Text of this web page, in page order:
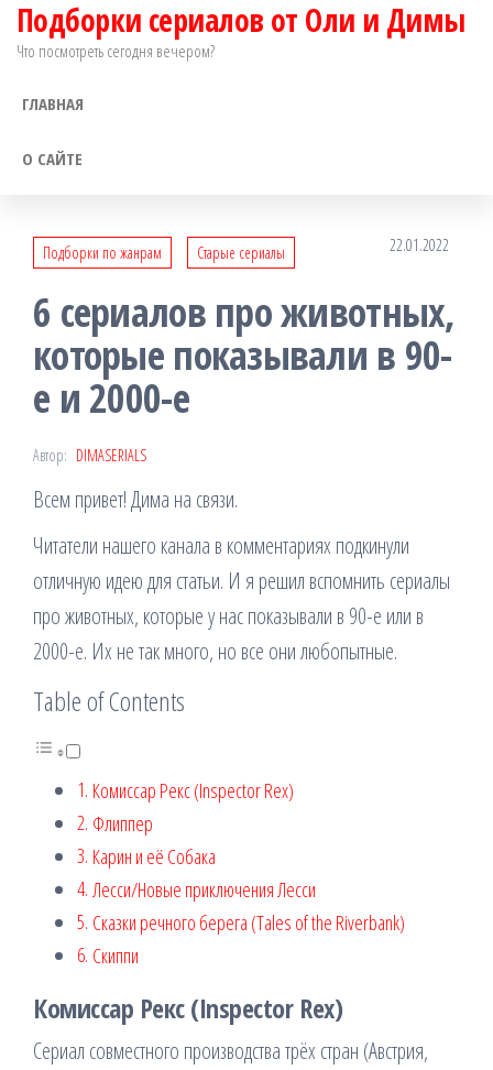
Перейти
Подборки сериалов от Оли и Димы
Что посмотреть сегодня вечером?
ГЛАВНАЯ
О САЙТЕ
Подборки по жанрам Старые сериалы 22.01.2022
6 сериалов про животных,
которые показывали в 90-
е и 2000-е
Автор: DIMASERIALS
Всем привет! Дима на связи.
Читатели нашего канала в комментариях подкинули
отличную идею для статьи. И я решил вспомнить сериалы
про животных, которые у нас показывали в 90-е или в
2000-е. Их не так много, но все они любопытные.
Table of Contents
Комиссар Рекс (Inspector Rex)
Флиппер
Карин и её Собака
Лесси/Новые приключения Лесси
Сказки речного берега (Tales of the Riverbank)
Скиппи
Комиссар Рекс (Inspector Rex)
Сериал совместного производства трёх стран (Австрия,